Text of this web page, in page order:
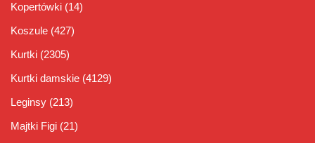
Kopertówki (14)
Koszule (427)
Kurtki (2305)
Kurtki damskie (4129)
Leginsy (213)
Majtki Figi (21)